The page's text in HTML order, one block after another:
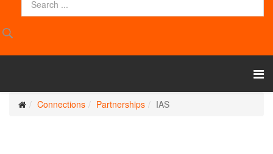
Connections Partnerships IAS